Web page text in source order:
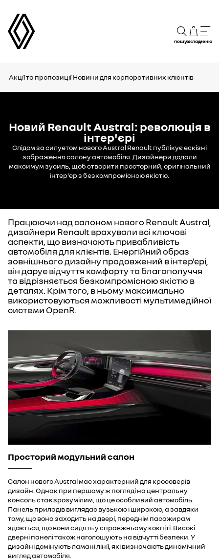
пошукскладменю
Акції та пропозиції Новини для корпоративних клієнтів
Новий Renault Austral: революція в
інтер'єрі
Слідом за силуетом нового Austral Renault публікує ескізні
зображення салону автомобіля. Дизайнери додали
максимум зусиль, щоб створити просторний, оригінальний
інтер'єр з безкомпромісною якістю.
Працюючи над салоном нового Renault Austral,
дизайнери Renault врахували всі ключові
аспекти, що визначають привабливість
автомобіля для клієнтів. Енергійний образ
зовнішнього дизайну продовжений в інтер'єрі,
він дарує відчуття комфорту та благополуччя
та відрізняється безкомпромісною якістю в
деталях. Крім того, в ньому максимально
використовуються можливості мультимедійної
системи OpenR.
Просторий модульний салон
Салон нового Austral має характерний для кросоверів
дизайн. Однак при першому ж погляді на центральну
консоль стає зрозумілим, що це особливий автомобіль.
Панель приладів виглядає вузькою і широкою, а завдяки
тому, що вона заходить на двері, переднім пасажирам
здається, що вони сидять у справжньому кокпіті. Високі
дверні панелі також наголошують на відчутті безпеки. У
дизайні домінують ламані лінії, які визначають динамічний
вигляд автомобіля.